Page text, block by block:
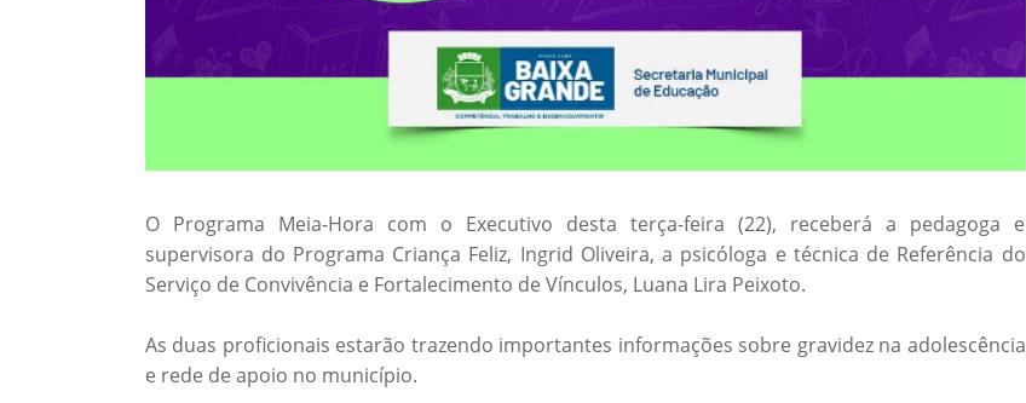
O Programa Meia-Hora com o Executivo desta terça-feira (22), receberá a pedagoga e
supervisora do Programa Criança Feliz, Ingrid Oliveira, a psicóloga e técnica de Referência do
Serviço de Convivência e Fortalecimento de Vínculos, Luana Lira Peixoto.
As duas proficionais estarão trazendo importantes informações sobre gravidez na adolescência
e rede de apoio no município.